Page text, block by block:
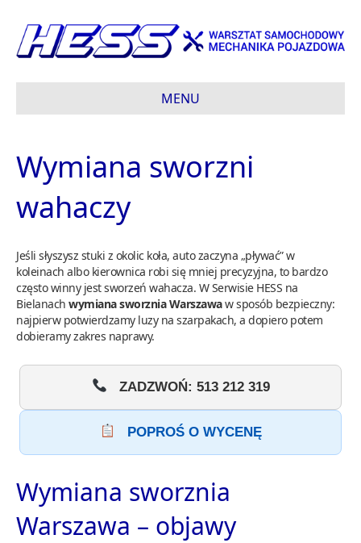
MENU
Wymiana sworzni
wahaczy
Jeśli słyszysz stuki z okolic koła, auto zaczyna „pływać” w
koleinach albo kierownica robi się mniej precyzyjna, to bardzo
często winny jest sworzeń wahacza. W Serwisie HESS na
Bielanach wymiana sworznia Warszawaw sposób bezpieczny:
najpierw potwierdzamy luzy na szarpakach, a dopiero potem
dobieramy zakres naprawy.
ZADZWOŃ: 513 212 319
POPROŚ O WYCENĘ
Wymiana sworznia
Warszawa – objawy